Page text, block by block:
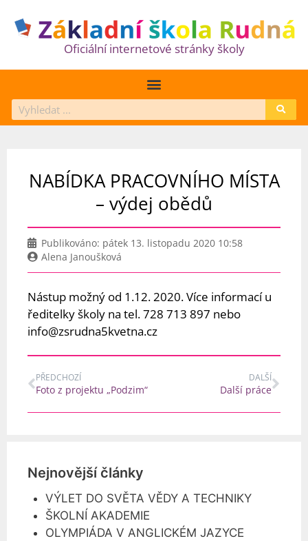
Oficiální internetové stránky školy
Nejnovější články
VÝLET DO SVĚTA VĚDY A TECHNIKY
ŠKOLNÍ AKADEMIE
OLYMPIÁDA V ANGLICKÉM JAZYCE
NABÍDKA PRACOVNÍHO MÍSTA
– výdej obědů
Publikováno: pátek 13. listopadu 2020 10:58
Alena Janoušková
Nástup možný od 1.12. 2020. Více informací u
ředitelky školy na tel. 728 713 897 nebo
info@zsrudna5kvetna.cz
PŘEDCHOZÍ
Foto z projektu „Podzim“
DALŠÍ
Další práce